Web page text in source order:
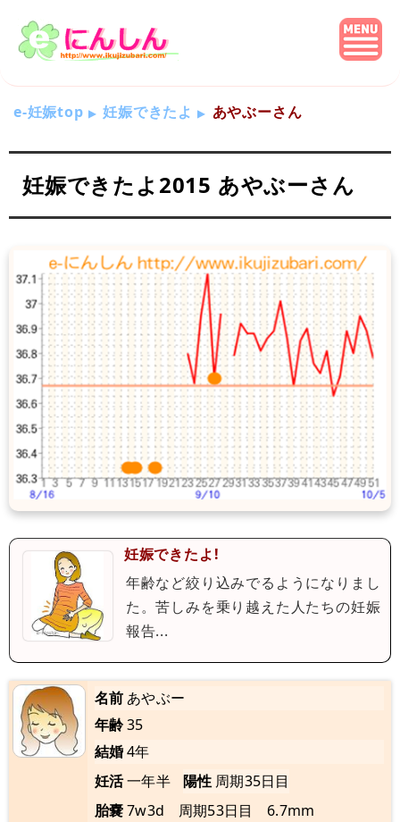
e-妊娠top 妊娠できたよ あやぶーさん
妊娠できたよ2015 あやぶーさん
妊娠できたよ!
年齢など絞り込みでるようになりまし
た。苦しみを乗り越えた人たちの妊娠
報告...
名前 あやぶー
年齢35
結婚4年
妊活一年半 陽性 周期35日目
胎嚢7w3d 周期53日目 6.7mm